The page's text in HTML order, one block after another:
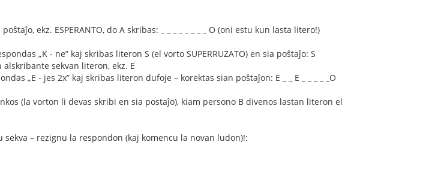
ekz. ESPERANTO, do A skribas: _ _ _ _ _ _ _ _ O (oni estu kun lasta litero!)
„K - ne” kaj skribas literon S (el vorto SUPERRUZATO) en sia poŝtaĵo: S
sekvan literon, ekz. E
„E - jes 2x” kaj skribas literon dufoje – korektas sian poŝtaĵon: E _ _ E _ _ _ _ _O
(la vorton li devas skribi en sia postaĵo), kiam persono B divenos lastan literon el
– rezignu la respondon (kaj komencu la novan ludon)!: